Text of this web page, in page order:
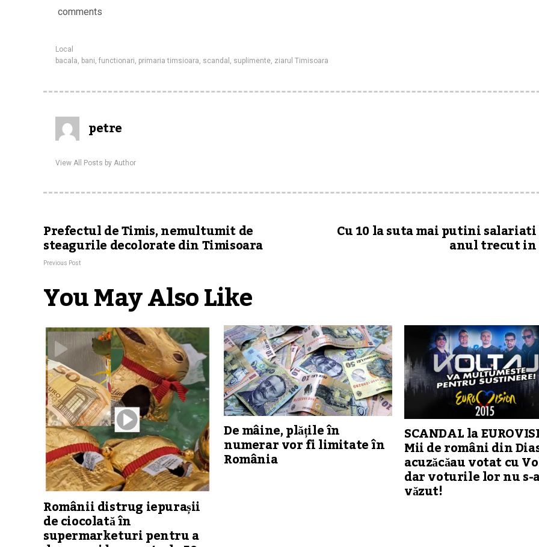
comments
Local
bacala, bani, functionari, primaria timsioara, scandal , suplimente, ziarul Timisoara
petre
View All Posts by Author
Prefectul de Timis, nemultumit de
steagurile decolorate din Timisoara
Previous Post
Cu 10 la suta mai putini
anul trecut in
You May Also Like
Românii distrug iepurașii
de ciocolată în
supermarketuri pentru a
De mâine, plățile în
numerar vor fi limitate în
România
SCANDAL la
Mii de români din
acuzăcăau votat cu
dar voturile lor nu s-
văzut!